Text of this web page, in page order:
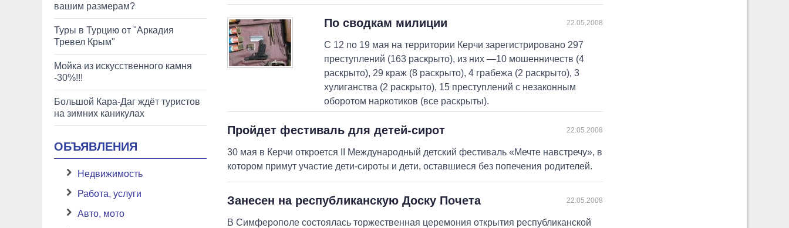
вашим размерам?
Туры в Турцию от "Аркадия
Тревел Крым"
Мойка из искусственного камня
-30%!!!
Большой Кара-Даг ждёт туристов
на зимних каникулах
ОБЪЯВЛЕНИЯ
Недвижимость
Работа, услуги
Авто, мото
По сводкам милиции 22.05.2008
С 12 по 19 мая на территории Керчи зарегистрировано 297
преступлений (163 раскрыто), из них —10 мошенничеств (4
раскрыто), 29 краж (8 раскрыто), 4 грабежа (2 раскрыто), 3
хулиганства (2 раскрыто), 15 преступлений с незаконным
оборотом наркотиков (все раскрыты).
Пройдет фестиваль для детей-сирот 22.05.2008
30 мая в Керчи откроется II Международный детский фестиваль «Мечте навстречу», в
котором примут участие дети-сироты и дети, оставшиеся без попечения родителей.
Занесен на республиканскую Доску Почета 22.05.2008
В Симферополе состоялась торжественная церемония открытия республиканской